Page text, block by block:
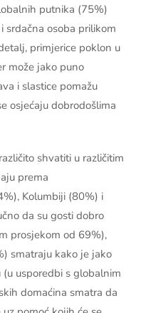
putnika (75%)
srdačna osoba prilikom
primjerice poklon u
može jako puno
i slastice pomažu
osjećaju dobrodošlima
shvatiti u različitim
prema
Kolumbiji (80%) i
da su gosti dobro
prosjekom od 69%),
smatraju kako je jako
usporedbi s globalnim
domaćina smatra da